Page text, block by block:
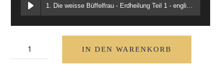
1. Die weisse Büffelfrau - Erdheilung Teil 1 - englische Version - Annette Abraminko
weisse
IN DEN WARENKORB